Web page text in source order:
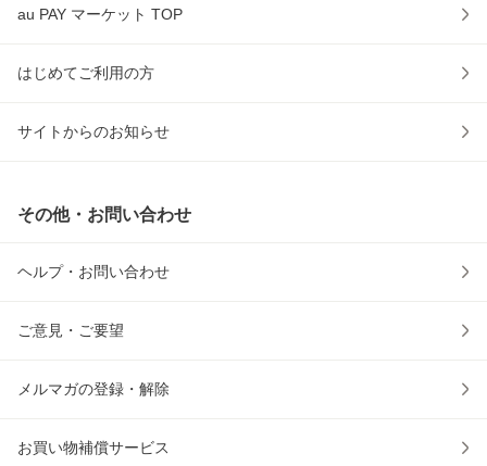
au PAY マーケット TOP
はじめてご利用の方
サイトからのお知らせ
その他・お問い合わせ
ヘルプ・お問い合わせ
ご意見・ご要望
メルマガの登録・解除
お買い物補償サービス